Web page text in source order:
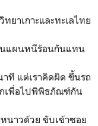
ยาเกาะและทะเลไทย
แผนหนีร้อนกันแทน
าที แต่เราคิดผิด ขึ้นรถ
เพื่อไปพิพิธภัณฑ์กัน
นาวด้วย ขับเข้าซอย